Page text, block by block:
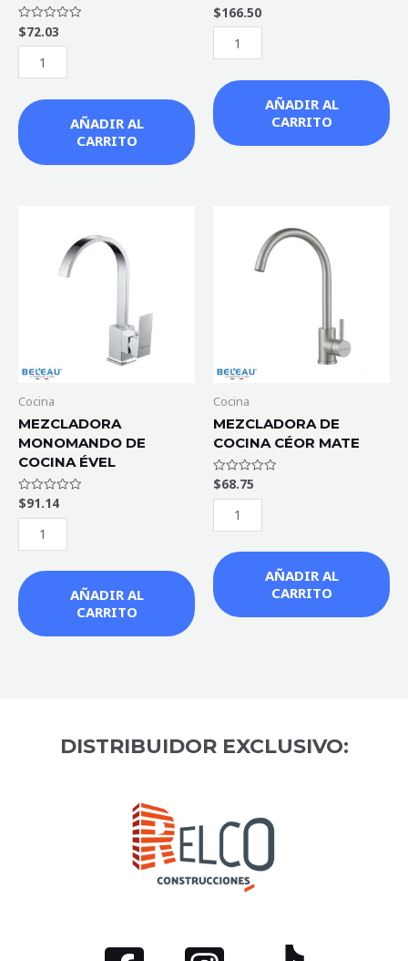
Valorado
con
$72.03
AÑADIR AL
CARRITO
Valorado
con
$166.50
AÑADIR AL
CARRITO
Cocina
MEZCLADORA
MONOMANDO DE
COCINA ÉVEL
Valorado
con
0
$91.14
MONOMANDO
COCINA
AÑADIR AL
CARRITO
Cocina
MEZCLADORA DE
COCINA CÉOR MATE
Valorado
con
0
$68.75
COCINA
AÑADIR AL
CARRITO
DISTRIBUIDOR EXCLUSIVO: